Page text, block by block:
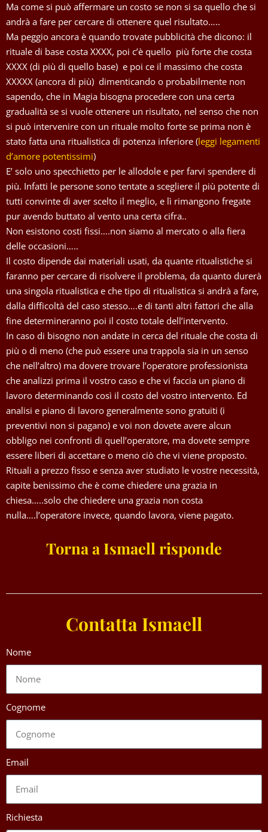
Ma come si può affermare un costo se non si sa quello che si
andrà a fare per cercare di ottenere quel risultato…..
Ma peggio ancora è quando trovate pubblicità che dicono: il
rituale di base costa XXXX, poi c’è quello più forte che costa
XXXX (di più di quello base) e poi ce il massimo che costa
XXXXX (ancora di più) dimenticando o probabilmente non
sapendo, che in Magia bisogna procedere con una certa
gradualità se si vuole ottenere un risultato, nel senso che non
si può intervenire con un rituale molto forte se prima non è
stato fatta una ritualistica di potenza inferiore (leggi legamenti
d’amore potentissimi)
E’ solo uno specchietto per le allodole e per farvi spendere di
più. Infatti le persone sono tentate a scegliere il più potente di
tutti convinte di aver scelto il meglio, e lì rimangono fregate
pur avendo buttato al vento una certa cifra..
Non esistono costi fissi….non siamo al mercato o alla fiera
delle occasioni…..
Il costo dipende dai materiali usati, da quante ritualistiche si
faranno per cercare di risolvere il problema, da quanto durerà
una singola ritualistica e che tipo di ritualistica si andrà a fare,
dalla difficoltà del caso stesso….e di tanti altri fattori che alla
fine determineranno poi il costo totale dell’intervento.
In caso di bisogno non andate in cerca del rituale che costa di
più o di meno (che può essere una trappola sia in un senso
che nell’altro) ma dovere trovare l’operatore professionista
che analizzi prima il vostro caso e che vi faccia un piano di
lavoro determinando così il costo del vostro intervento. Ed
analisi e piano di lavoro generalmente sono gratuiti (i
preventivi non si pagano) e voi non dovete avere alcun
obbligo nei confronti di quell’operatore, ma dovete sempre
essere liberi di accettare o meno ciò che vi viene proposto.
Rituali a prezzo fisso e senza aver studiato le vostre necessità,
capite benissimo che è come chiedere una grazia in
chiesa…..solo che chiedere una grazia non costa
nulla….l’operatore invece, quando lavora, viene pagato.
Torna a Ismaell risponde
Contatta Ismaell
Nome
Cognome
Email
Richiesta